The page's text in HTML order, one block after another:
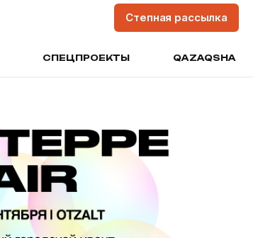
Степная рассылка
СПЕЦПРОЕКТЫ QAZAQSHA